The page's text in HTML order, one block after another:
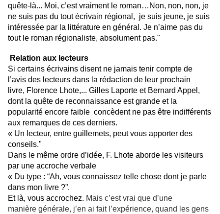
quête-là... Moi, c’est vraiment le roman…Non, non, non, je
ne suis pas du tout écrivain régional, je suis jeune, je suis
intéressée par la littérature en général. Je n’aime pas du
tout le roman régionaliste, absolument pas."
Relation aux lecteurs
Si certains écrivains disent ne jamais tenir compte de
l’avis des lecteurs dans la rédaction de leur prochain
livre, Florence Lhote,... Gilles Laporte et Bernard Appel,
dont la quête de reconnaissance est grande et la
popularité encore faible concèdent ne pas être indifférents
aux remarques de ces derniers.
« Un lecteur, entre guillemets, peut vous apporter des
conseils."
Dans le même ordre d’idée, F. Lhote aborde les visiteurs
par une accroche verbale
« Du type : “Ah, vous connaissez telle chose dont je parle
dans mon livre ?”.
Et là, vous accrochez. Mais c’est vrai que d’une
manière générale, j’en ai fait l’expérience, quand les gens